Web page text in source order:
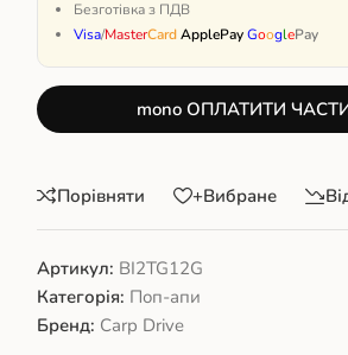
Безготівка з ПДВ
Visa/MasterCard ApplePay GooglePay
mono ОПЛАТИТИ
Порівняти +Вибране
Артикул: BI2TG12G
Категорія: Поп-апи
Бренд: Carp Drive